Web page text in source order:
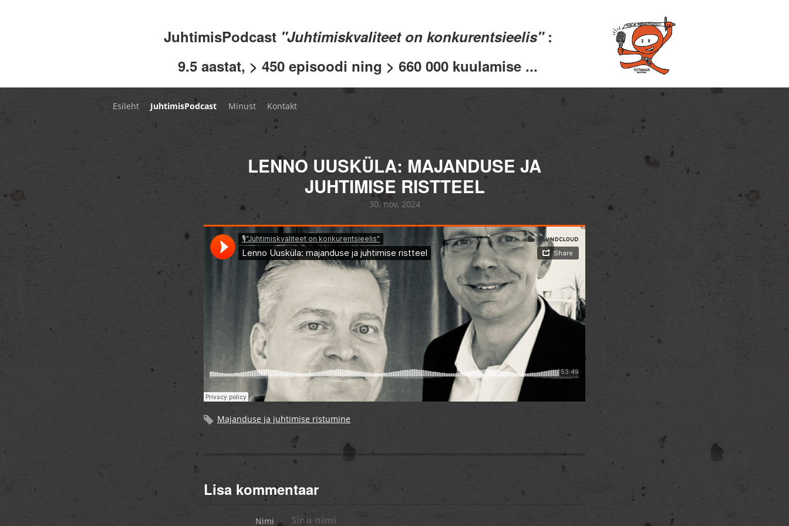
JuhtimisPodcast "Juhtimiskvaliteet on konkurentsieelis" :
9.5 aastat, > 450 episoodi ning > 660 000 kuulamise ...
Esileht JuhtimisPodcast Minust Kontakt
LENNO UUSKÜLA: MAJANDUSE JA
JUHTIMISE RISTTEEL
30. nov, 2024
Majanduse ja juhtimise ristumine
Lisa kommentaar
Nimi